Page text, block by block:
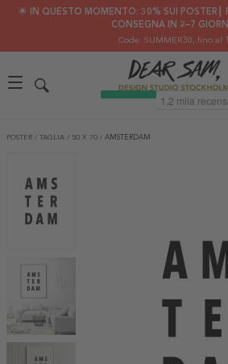
🌟 IN QUESTO MOMENTO: 30% SUI POSTER┃
CONSEGNA IN 2–7 GIORNI
Code: SUMMER30, fino al
POSTER / TAGLIA / 50 X 70 / AMSTERDAM